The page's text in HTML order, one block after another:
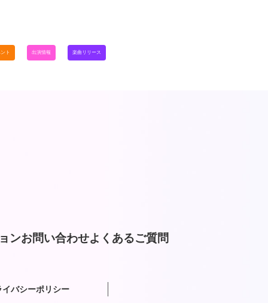
ト 出演情報 楽曲リリース
ンお問い合わせよくあるご質問
イバシーポリシー